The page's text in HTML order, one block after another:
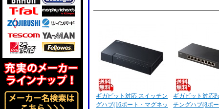
ギガビット対応 スイッチン
グハブ(16ポート・マグネッ
ギガビット対応
チングハブ(8ポ